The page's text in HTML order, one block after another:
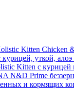
Kitten Chicken
курицей, уткой,
Kitten с курицей
N&D Prime
и кормящих